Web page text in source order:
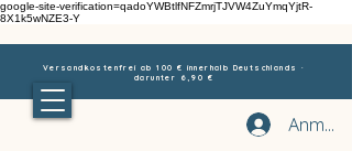
google-site-verification=qadoYWBtlfNFZmrjTJVW4ZuYmqYjtR-
8X1k5wNZE3-Y
Versandkostenfrei ab 100 € innerhalb Deutschlands ·
darunter 6,90 €